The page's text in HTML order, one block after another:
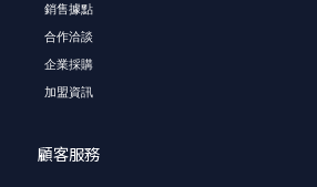
銷售據點
合作洽談
企業採購
加盟資訊
顧客服務